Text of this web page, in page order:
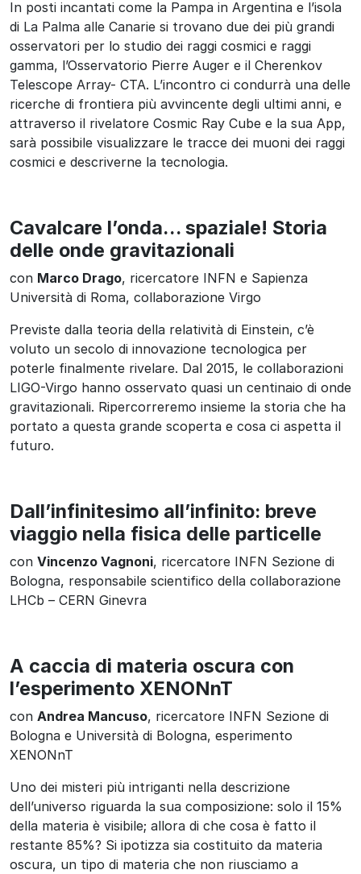
In posti incantati come la Pampa in Argentina e l’isola
di La Palma alle Canarie si trovano due dei più grandi
osservatori per lo studio dei raggi cosmici e raggi
gamma, l’Osservatorio Pierre Auger e il Cherenkov
Telescope Array- CTA. L’incontro ci condurrà una delle
ricerche di frontiera più avvincente degli ultimi anni, e
attraverso il rivelatore Cosmic Ray Cube e la sua App,
sarà possibile visualizzare le tracce dei muoni dei raggi
cosmici e descriverne la tecnologia.
Cavalcare l’onda… spaziale! Storia
delle onde gravitazionali
con Marco Drago, ricercatore INFN e Sapienza
Università di Roma, collaborazione Virgo
Previste dalla teoria della relatività di Einstein, c’è
voluto un secolo di innovazione tecnologica per
poterle finalmente rivelare. Dal 2015, le collaborazioni
LIGO-Virgo hanno osservato quasi un centinaio di onde
gravitazionali. Ripercorreremo insieme la storia che ha
portato a questa grande scoperta e cosa ci aspetta il
futuro.
Dall’infinitesimo all’infinito: breve
viaggio nella fisica delle particelle
con Vincenzo Vagnoni, ricercatore INFN Sezione di
Bologna, responsabile scientifico della collaborazione
LHCb – CERN Ginevra
A caccia di materia oscura con
l’esperimento XENONnT
con Andrea Mancuso, ricercatore INFN Sezione di
Bologna e Università di Bologna, esperimento
XENONnT
Uno dei misteri più intriganti nella descrizione
dell’universo riguarda la sua composizione: solo il 15%
della materia è visibile; allora di che cosa è fatto il
restante 85%? Si ipotizza sia costituito da materia
oscura, un tipo di materia che non riusciamo a